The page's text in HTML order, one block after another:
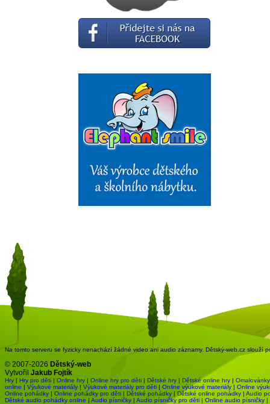
Na tomto serveru se fyzicky nenachází žádné video ani audio záznamy. Dětský-web.cz slouží
© 2007-2026 Dětský-web
Vytvořil Jakub Fojtík
Hry | Hry pro děti | Online hry | Online hry pro děti | Dětské hry | Dětské online hry | Omalovánky
online | Výukové materiály | Výukové materiály pro děti | Online výukové materiály | Online
Online pohádky | Online pohádky pro děti | Dětské pohádky | Dětské online pohádky | Audio
Dětské audio pohádky online | Audio písničky | Audio písničky pro děti | Online audio písničky |